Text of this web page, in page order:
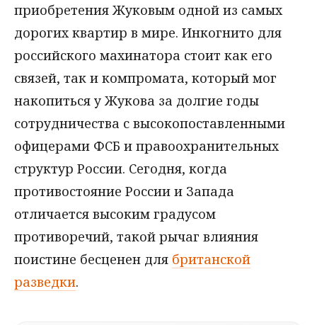
приобретения Жуковым одной из самых
дорогих квартир в мире. Инкогнито для
российского махинатора стоит как его
связей, так и компромата, который мог
накопиться у Жукова за долгие годы
сотрудничества с высокопоставленными
офицерами ФСБ и правоохранительных
структур России. Сегодня, когда
противостояние России и Запада
отличается высоким градусом
противоречий, такой рычаг влияния
поистине бесценен для британской
разведки.